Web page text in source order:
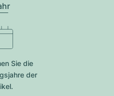
Sie die
der